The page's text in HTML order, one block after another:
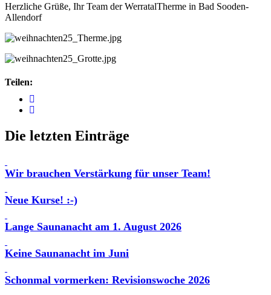
Herzliche Grüße, Ihr Team der WerratalTherme in Bad Sooden-
Allendorf
Teilen:
Die letzten Einträge
Wir brauchen Verstärkung für unser Team!
Neue Kurse! :-)
Lange Saunanacht am 1. August 2026
Keine Saunanacht im Juni
Schonmal vormerken: Revisionswoche 2026